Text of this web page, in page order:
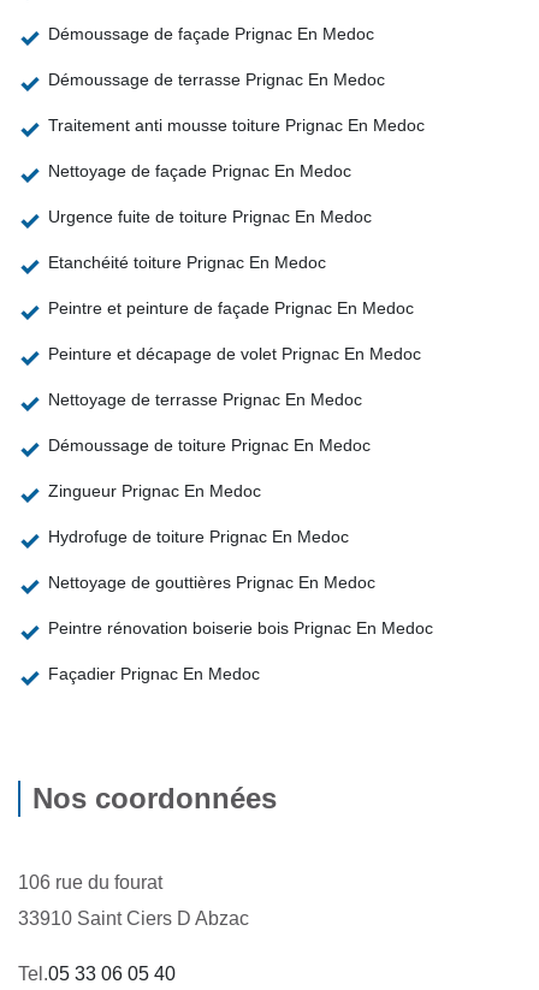
Démoussage de façade Prignac En Medoc
Démoussage de terrasse Prignac En Medoc
Traitement anti mousse toiture Prignac En Medoc
Nettoyage de façade Prignac En Medoc
Urgence fuite de toiture Prignac En Medoc
Etanchéité toiture Prignac En Medoc
Peintre et peinture de façade Prignac En Medoc
Peinture et décapage de volet Prignac En Medoc
Nettoyage de terrasse Prignac En Medoc
Démoussage de toiture Prignac En Medoc
Zingueur Prignac En Medoc
Hydrofuge de toiture Prignac En Medoc
Nettoyage de gouttières Prignac En Medoc
Peintre rénovation boiserie bois Prignac En Medoc
Façadier Prignac En Medoc
Nos coordonnées
106 rue du fourat
33910 Saint Ciers D Abzac
Tel.05 33 06 05 40